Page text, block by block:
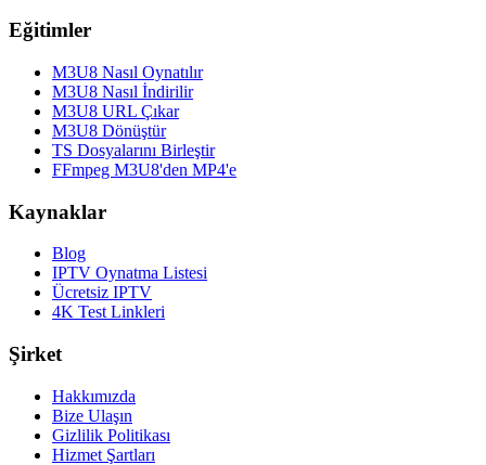
Eğitimler
M3U8 Nasıl Oynatılır
M3U8 Nasıl İndirilir
M3U8 URL Çıkar
M3U8 Dönüştür
TS Dosyalarını Birleştir
FFmpeg M3U8'den MP4'e
Kaynaklar
Blog
IPTV Oynatma Listesi
Ücretsiz IPTV
4K Test Linkleri
Şirket
Hakkımızda
Bize Ulaşın
Gizlilik Politikası
Hizmet Şartları